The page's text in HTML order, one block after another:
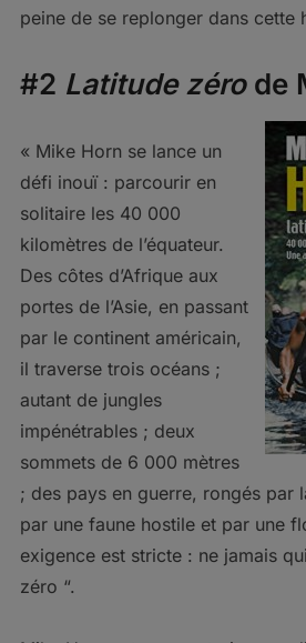
peine de se replonger dans cette
#2 Latitude zéro de
« Mike Horn se lance un
défi inouï : parcourir en
solitaire les 40 000
kilomètres de l’équateur.
Des côtes d’Afrique aux
portes de l’Asie, en passant
par le continent américain,
il traverse trois océans ;
autant de jungles
impénétrables ; deux
sommets de 6 000 mètres
; des pays en guerre, rongés par
par une faune hostile et par une
exigence est stricte : ne jamais
zéro “.